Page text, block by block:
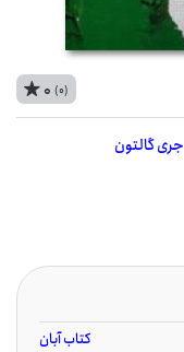
جری گالتون
0 (0)
کتاب آبان